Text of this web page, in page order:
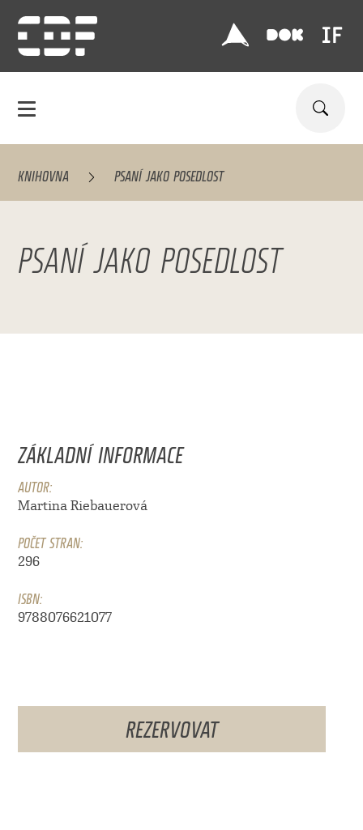
KNIHOVNA PSANÍ JAKO POSEDLOST
PSANÍ JAKO POSEDLOST
ZÁKLADNÍ INFORMACE
AUTOR:
Martina Riebauerová
POČET STRAN:
296
ISBN:
9788076621077
REZERVOVAT